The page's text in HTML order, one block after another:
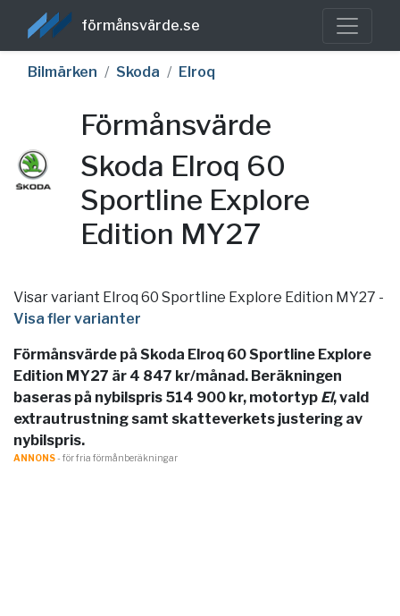
förmånsvärde.se
Bilmärken Skoda Elroq
Förmånsvärde
Skoda Elroq 60
Sportline Explore
Edition MY27
Visar variant Elroq 60 Sportline Explore Edition MY27 -
Visa fler varianter
Förmånsvärde på Skoda Elroq 60 Sportline Explore
Edition MY27 är 4 847 kr/månad. Beräkningen
baseras på nybilspris 514 900 kr, motortyp El, vald
extrautrustning samt skatteverkets justering av
nybilspris.
ANNONS- för fria förmånberäkningar